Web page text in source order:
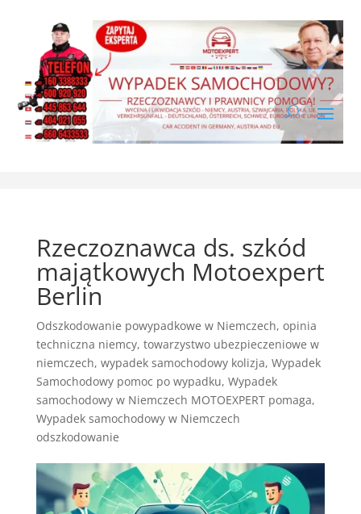
Rzeczoznawca ds. szkód
majątkowych Motoexpert
Berlin
Odszkodowanie powypadkowe w Niemczech, opinia
techniczna niemcy, towarzystwo ubezpieczeniowe w
niemczech, wypadek samochodowy kolizja, Wypadek
Samochodowy pomoc po wypadku, Wypadek
samochodowy w Niemczech MOTOEXPERT pomaga,
Wypadek samochodowy w Niemczech
odszkodowanie